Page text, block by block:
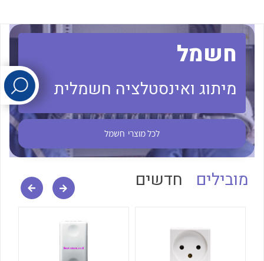
לכל מוצרי היצרן לכל מוצרי היצרן
לכל מוצרי היצרן לכל מוצרי היצרן
חשמל
מיתוג ואינסטלציה חשמלית
לכל מוצרי חשמל
מובילים חדשים